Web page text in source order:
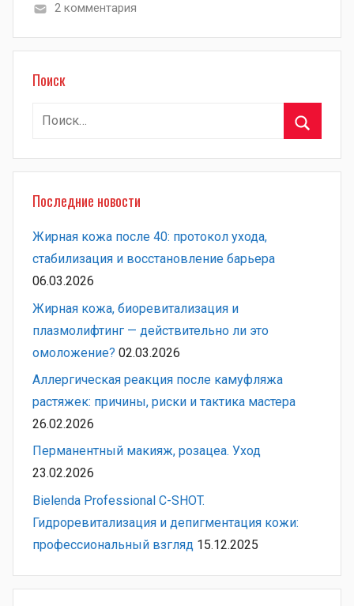
2 комментария
Поиск
Найти:
Последние новости
Жирная кожа после 40: протокол ухода,
стабилизация и восстановление барьера
06.03.2026
Жирная кожа, биоревитализация и
плазмолифтинг — действительно ли это
омоложение? 02.03.2026
Аллергическая реакция после камуфляжа
растяжек: причины, риски и тактика мастера
26.02.2026
Перманентный макияж, розацеа. Уход
23.02.2026
Bielenda Professional C-SHOT.
Гидроревитализация и депигментация кожи:
профессиональный взгляд 15.12.2025